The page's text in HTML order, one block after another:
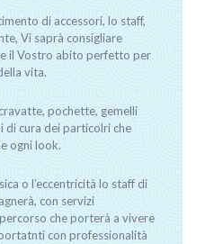
di accessori, lo staff,
Vi saprà consigliare
il Vostro abito perfetto per
vita.
pochette, gemelli
di cura dei particolri che
ogni look.
o l’eccentricità lo staff di
con servizi
che porterà a vivere
con professionalità